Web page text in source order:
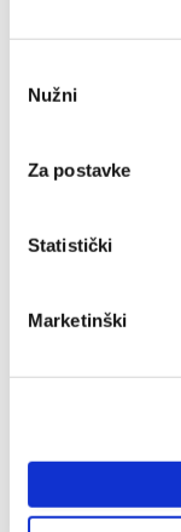
Selection
Nužni
Za postavke
Statistički
Marketinški
Ponovo u ulozi